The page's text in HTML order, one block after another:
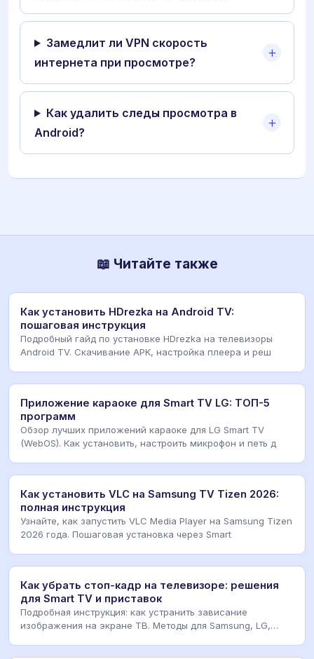
Замедлит ли VPN скорость
интернета при просмотре?
Как удалить следы просмотра в
Android?
📖 Читайте также
Как установить HDrezka на Android TV:
пошаговая инструкция
Подробный гайд по установке HDrezka на телевизоры
Android TV. Скачивание APK, настройка плеера и реш
Приложение караоке для Smart TV LG: ТОП-5
программ
Обзор лучших приложений караоке для LG Smart TV
(WebOS). Как установить, настроить микрофон и петь д
Как установить VLC на Samsung TV Tizen 2026:
полная инструкция
Узнайте, как запустить VLC Media Player на Samsung Tizen
2026 года. Пошаговая установка через Smart
Как убрать стоп-кадр на телевизоре: решения
для Smart TV и приставок
Подробная инструкция: как устранить зависание
изображения на экране ТВ. Методы для Samsung, LG,